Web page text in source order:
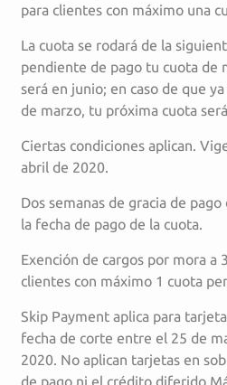
para clientes con máximo una
La cuota se rodará de la
pendiente de pago tu cuota de
será en junio; en caso de que
de marzo, tu próxima cuota
Ciertas condiciones aplican.
abril de 2020.
Dos semanas de gracia de
la fecha de pago de la cuota.
Exención de cargos por mora a
clientes con máximo 1 cuota
Skip Payment aplica para
fecha de corte entre el 25 de
2020. No aplican tarjetas en
de pago ni el crédito diferido